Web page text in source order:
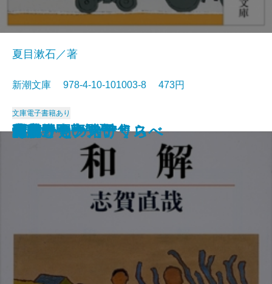
猟銃・闘牛
ヴェルレーヌ詩集
草枕
斜陽
高村光太郎詩集
歌行燈・高野聖
土
真実一路
老妓抄
坊っちゃん
夏目漱石／著
新潮文庫 978-4-10-101003-8 473円
文庫電子書籍あり
和解
ヰタ・セクスアリス
出家とその弟子
にごりえ・たけくらべ
武蔵野
白痴
青年
雁
それから
門